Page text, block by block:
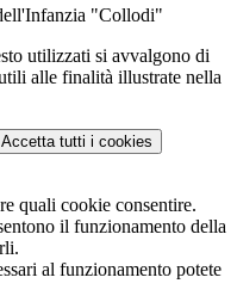
"Collodi"
utilizzati si avvalgono di
alle finalità illustrate nella
Accetta tutti i cookies
quali cookie consentire.
il funzionamento della
al funzionamento potete